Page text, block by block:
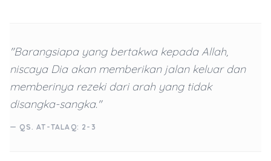
"Barangsiapa yang bertakwa kepada Allah,
niscaya Dia akan memberikan jalan keluar dan
memberinya rezeki dari arah yang tidak
disangka-sangka."
— QS. AT-TALAQ: 2-3